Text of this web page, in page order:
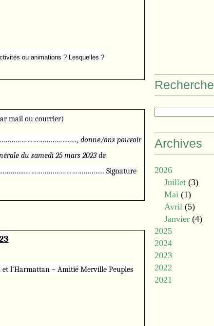
ou animations ? Lesquelles ?
ou courrier)
donne/ons pouvoir
du samedi 25mars 2023 de
……………..………………………………….. Signature
et l’Harmattan – Amitié Merville Peuples
Recherche
Archives
2026
Juillet (3)
Mai (1)
Avril (5)
Janvier (4)
2025
2024
2023
2022
2021